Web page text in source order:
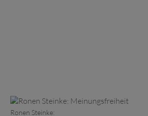
Ronen Steinke: